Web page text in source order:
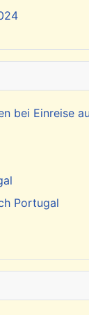
bei Einreise
Portugal